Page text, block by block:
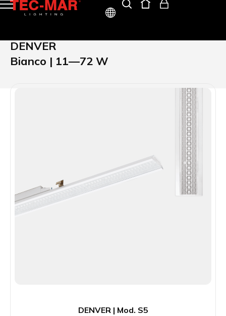
DENVER
Bianco | 11—72 W
DENVER | Mod. S5